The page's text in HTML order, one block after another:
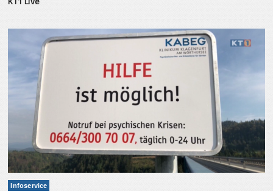
Infoservice